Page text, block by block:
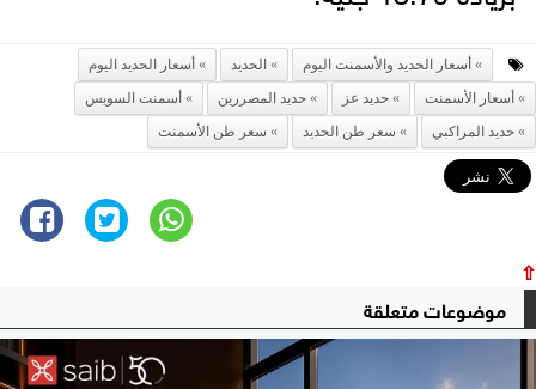
أسعار الحديد والأسمنت اليوم الحديد
أسعار الحديد اليوم
أسعار الأسمنت
حديد عز حديد المصررين
أسمنت السويس
حديد المراكبي
سعر طن الحديد سعر طن الأسمنت
⇧
موضوعات متعلقة